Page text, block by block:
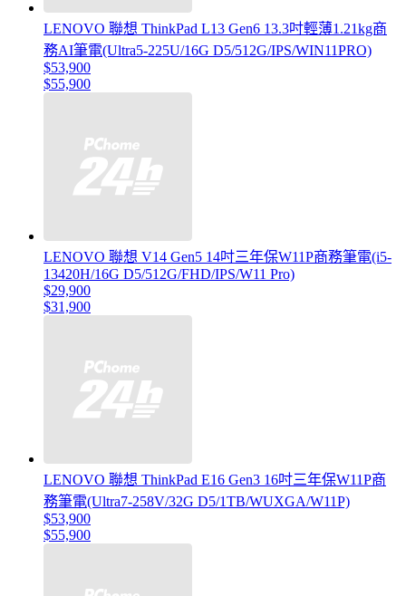
LENOVO 聯想 ThinkPad L13 Gen6 13.3吋輕薄1.21kg商
務AI筆電(Ultra5-225U/16G D5/512G/IPS/WIN11PRO)
$53,900
$55,900
LENOVO 聯想 V14 Gen5 14吋三年保W11P商務筆電(i5-
13420H/16G D5/512G/FHD/IPS/W11 Pro)
$29,900
$31,900
LENOVO 聯想 ThinkPad E16 Gen3 16吋三年保W11P商
務筆電(Ultra7-258V/32G D5/1TB/WUXGA/W11P)
$53,900
$55,900